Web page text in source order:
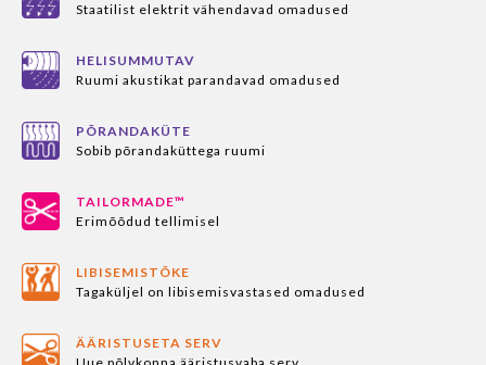
Staatilist elektrit vähendavad omadused
HELISUMMUTAV
Ruumi akustikat parandavad omadused
PÕRANDAKÜTE
Sobib põrandaküttega ruumi
TAILORMADE™
Erimõõdud tellimisel
LIBISEMISTÕKE
Tagaküljel on libisemisvastased omadused
ÄÄRISTUSETA SERV